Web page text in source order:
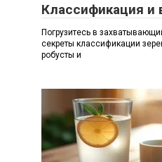
Классификация и
Погрузитесь в
секреты классификации
робусты и